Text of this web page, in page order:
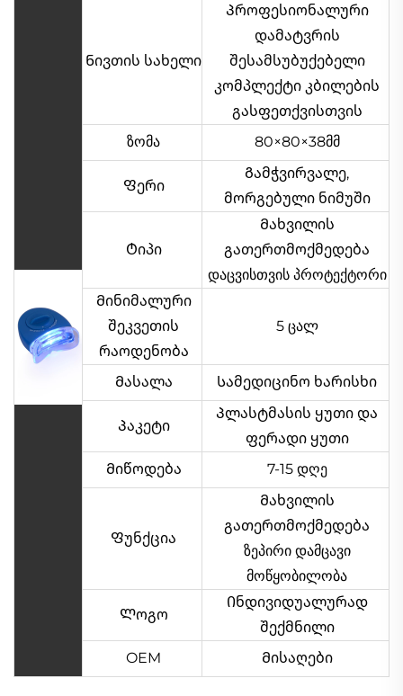
Ნივთის სახელი
Პროფესიონალური
დამატვრის
შესამსუბუქებელი
კომპლექტი კბილების
გასფეთქვისთვის
ზომა
80×80×38მმ
Ფერი
Გამჭვირვალე,
მორგებული ნიმუში
Ტიპი
Მახვილის
გათერთმოქმედება
დაცვისთვის პროტექტორი
Მინიმალური
შეკვეთის
რაოდენობა
5 ცალ
Მასალა Სამედიცინო ხარისხი
Პაკეტი
Პლასტმასის ყუთი და
ფერადი ყუთი
Მიწოდება
7-15 დღე
Ფუნქცია
Მახვილის
გათერთმოქმედება
ზეპირი დამცავი
მოწყობილობა
Ლოგო
Ინდივიდუალურად
შექმნილი
OEM
Მისაღები